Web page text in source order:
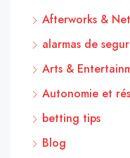
Afterworks &
alarmas de
Arts &
Autonomie et
betting tips
Blog